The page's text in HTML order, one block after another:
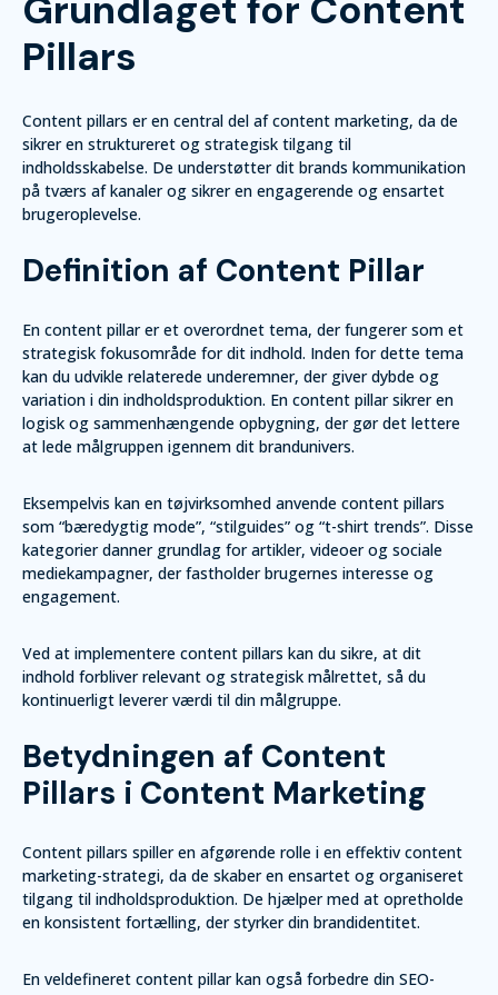
Pillars
Content pillars er en central del af content marketing, da de
sikrer en struktureret og strategisk tilgang til
indholdsskabelse. De understøtter dit brands kommunikation
på tværs af kanaler og sikrer en engagerende og ensartet
brugeroplevelse.
Definition af Content Pillar
En content pillar er et overordnet tema, der fungerer som et
strategisk fokusområde for dit indhold. Inden for dette tema
kan du udvikle relaterede underemner, der giver dybde og
variation i din indholdsproduktion. En content pillar sikrer en
logisk og sammenhængende opbygning, der gør det lettere
at lede målgruppen igennem dit brandunivers.
Eksempelvis kan en tøjvirksomhed anvende content pillars
som “bæredygtig mode”, “stilguides” og “t-shirt trends”. Disse
kategorier danner grundlag for artikler, videoer og sociale
mediekampagner, der fastholder brugernes interesse og
engagement.
Ved at implementere content pillars kan du sikre, at dit
indhold forbliver relevant og strategisk målrettet, så du
kontinuerligt leverer værdi til din målgruppe.
Betydningen af Content
Pillars i Content Marketing
Content pillars spiller en afgørende rolle i en effektiv content
marketing-strategi, da de skaber en ensartet og organiseret
tilgang til indholdsproduktion. De hjælper med at opretholde
en konsistent fortælling, der styrker din brandidentitet.
En veldefineret content pillar kan også forbedre din SEO-